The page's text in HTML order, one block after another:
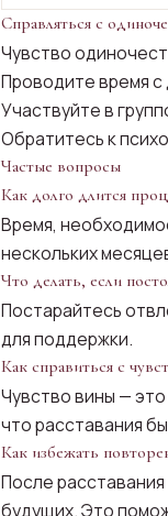
Справляться с
Чувство
Проводите время с
Участвуйте в
Обратитесь к
Частые вопросы
Как долго длится
Время,
нескольких
Что делать, если
Постарайтесь
для поддержки.
Как справиться с
Чувство вины —
что расставания
Как избежать
После
будущих. Это